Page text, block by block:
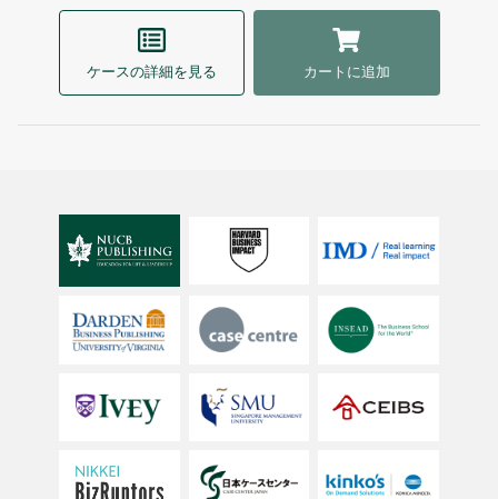
ケースの詳細を見る カートに追加